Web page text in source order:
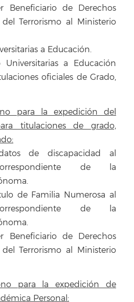
Beneficiario de Derechos
Terrorismo al Ministerio
a Educación.
Universitarias a Educación
oficiales de Grado,
para la expedición del
titulaciones de grado,
de discapacidad al
de la
de Familia Numerosa al
de la
Beneficiario de Derechos
Terrorismo al Ministerio
para la expedición de
Personal: